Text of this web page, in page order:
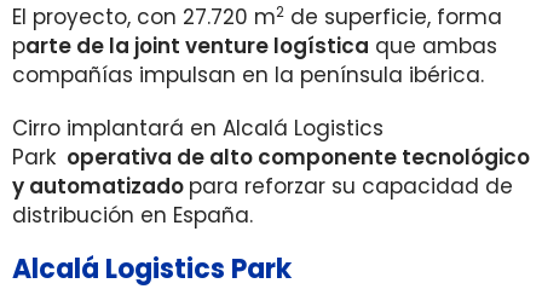
El proyecto, con 27.720 m2 de superficie, forma
parte de la joint venture logística que ambas
compañías impulsan en la península ibérica.
Cirro implantará en Alcalá Logistics
Park operativa de alto componente tecnológico
y automatizado para reforzar su capacidad de
distribución en España.
Alcalá Logistics Park